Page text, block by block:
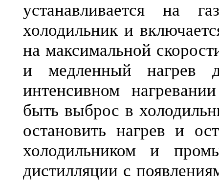
устанавливается на
холодильник и
на максимальной
и медленный нагрев
интенсивном
быть выброс в
остановить нагрев и
холодильником и
дистилляции с